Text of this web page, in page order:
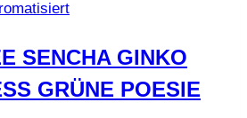
SENCHA GINKO
GRÜNE POESIE